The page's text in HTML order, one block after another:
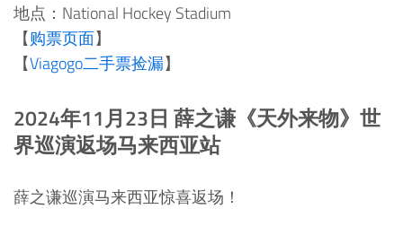
地点：National Hockey Stadium
【购票页面】
【Viagogo二手票捡漏】
2024年11月23日 薛之谦《天外来物》世
界巡演返场马来西亚站
薛之谦巡演马来西亚惊喜返场！